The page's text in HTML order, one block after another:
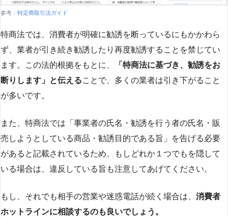
参考： 特定商取引法ガイド
特商法では、消費者が明確に勧誘を断っているにもかかわら
ず、業者が引き続き勧誘したり再度勧誘することを禁じてい
ます。この法的根拠をもとに、
「特商法に基づき、勧誘をお
断りします」と伝えることで、多くの業者は引き下がること
が多いです​​。
また、特商法では「事業者の氏名・勧誘を行う者の氏名・販
売しようとしている商品・勧誘目的である旨」を告げる必要
があると記載されているため、もしどれか１つでもを隠して
いる場合は、違反している旨も注意してあげてください。
もし、それでも相手の営業や迷惑電話が続く場合は、 消費者
ホットラインに相談するのも良いでしょう。